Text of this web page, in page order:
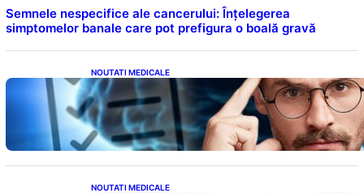
Semnele nespecifice ale cancerului: Înțelegerea
simptomelor banale care pot prefigura o boală gravă
NOUTATI MEDICALE
Inteligența dincolo de note: Semnele unui IQ
ridicat care nu țin de școală
NOUTATI MEDICALE